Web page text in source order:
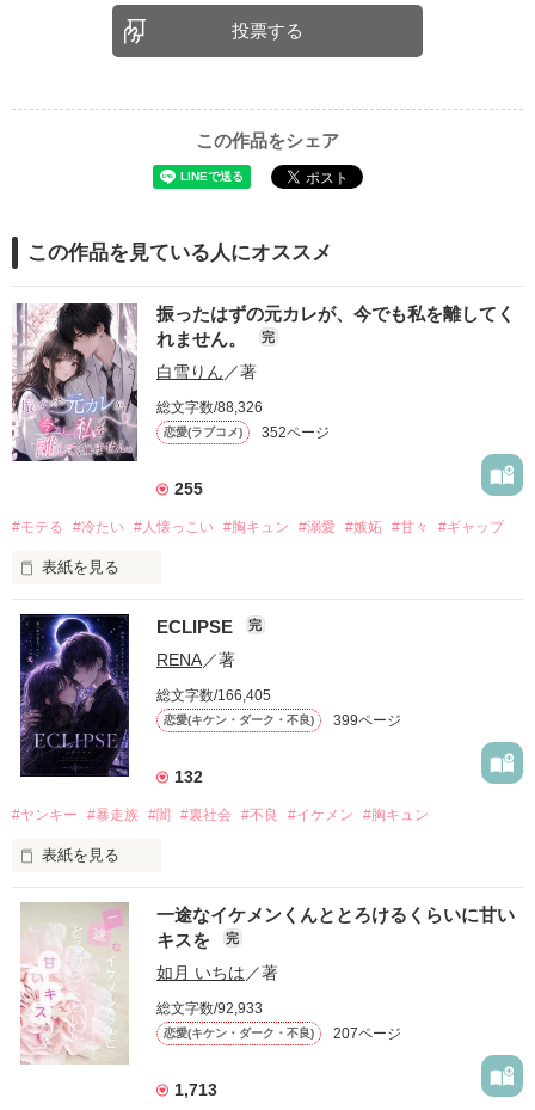
投票する
この作品をシェア
この作品を見ている人にオススメ
振ったはずの元カレが、今でも私を離してく
れません。
完
白雪りん ／著
総文字数/88,326
恋愛(ラブコメ) 352ページ
255
#モテる #冷たい #人懐っこい #胸キュン #溺愛 #嫉妬 #甘々 #ギャップ
表紙を見る
「好きだったから、別れを選んだ。」
モテる人を好きになるのが怖かった。
だから私は、中学時代に大好きだった彼を自分から振った。
もう会うことはないと思っていたのに、
高校生になって再会した彼は、隣の学校で”王子様”と呼ばれる
他の女の子には冷たいのに
私にだけ昔と変わらない笑顔を向けてくる。
「澪ちゃん。」
それは止まっていた恋が再び動き始める合図──。
✨.ﾟ･*..☆.｡.:*✨.☆.｡.:. *:ﾟ✨.ﾟ･*..☆.｡.:*✨
ECLIPSE 完
RENA／著
総文字数/166,405
恋愛(キケン・ダーク・不良) 399ページ
132
#ヤンキー #暴走族 #闇 #裏社会 #不良 #イケメン #胸キュン
表紙を見る
表紙画像はAIです
作品を読む
一途なイケメンくんととろけるくらいに甘い
キスを
完
如月 いちは ／著
総文字数/92,933
恋愛(キケン・ダーク・不良) 207ページ
1,713